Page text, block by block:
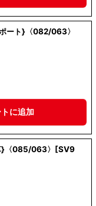
ート}〈082/063〉
に追加
}〈085/063〉[SV9